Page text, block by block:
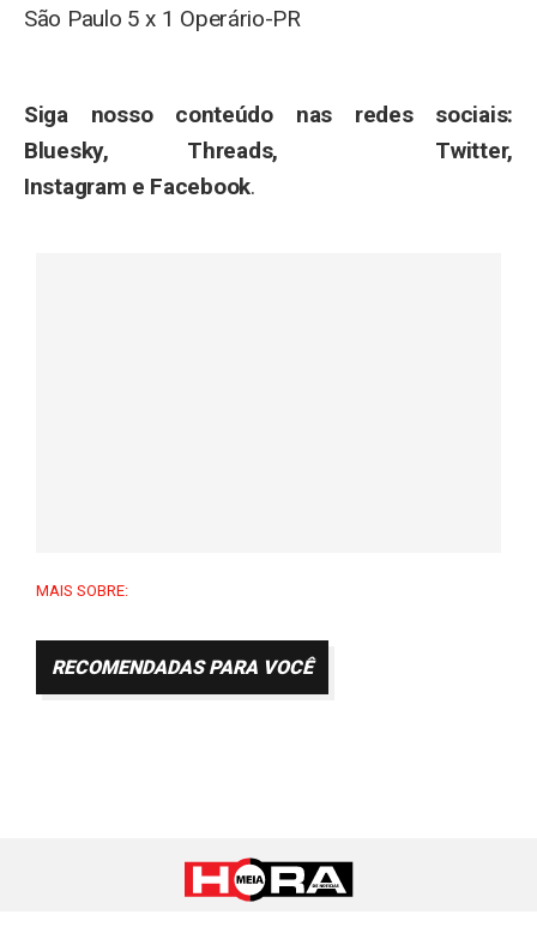
São Paulo 5 x 1 Operário-PR
Siga nosso conteúdo nas redes sociais:
Bluesky, Threads, Twitter,
Instagram e Facebook.
MAIS SOBRE:
RECOMENDADAS PARA VOCÊ